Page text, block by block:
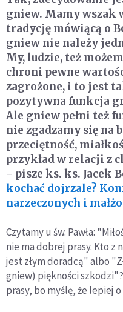
gniew. Mamy wszak
tradycję mówiącą o
gniew nie należy
My, ludzie, też
chroni pewne
zagrożone, i to jest
pozytywna funkcja
Ale gniew pełni też
nie zgadzamy się na
przeciętność,
przykład w relacji z
- pisze ks. ks. Jacek
kochać dojrzale?
narzeczonych i
Czytamy u św. Pawła:
nie ma dobrej prasy. Kto z
jest złym doradcą" albo
gniew) piękności
prasy, bo myślę, że lepiej